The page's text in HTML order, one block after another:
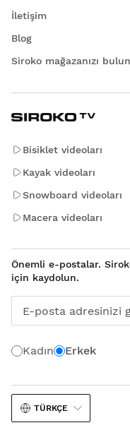
İletişim
Blog
Siroko mağazanızı bulun
Bisiklet videoları
Kayak videoları
Snowboard videoları
Macera videoları
Önemli e-postalar.
için kaydolun.
E-posta adresinizi
Kadın Erkek
TÜRKÇE